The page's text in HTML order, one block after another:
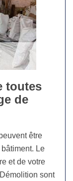
toutes
de
être
Le
et de votre
sont